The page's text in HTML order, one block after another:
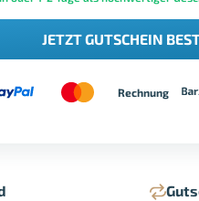
JETZT GUTSCHEIN
Rechnung